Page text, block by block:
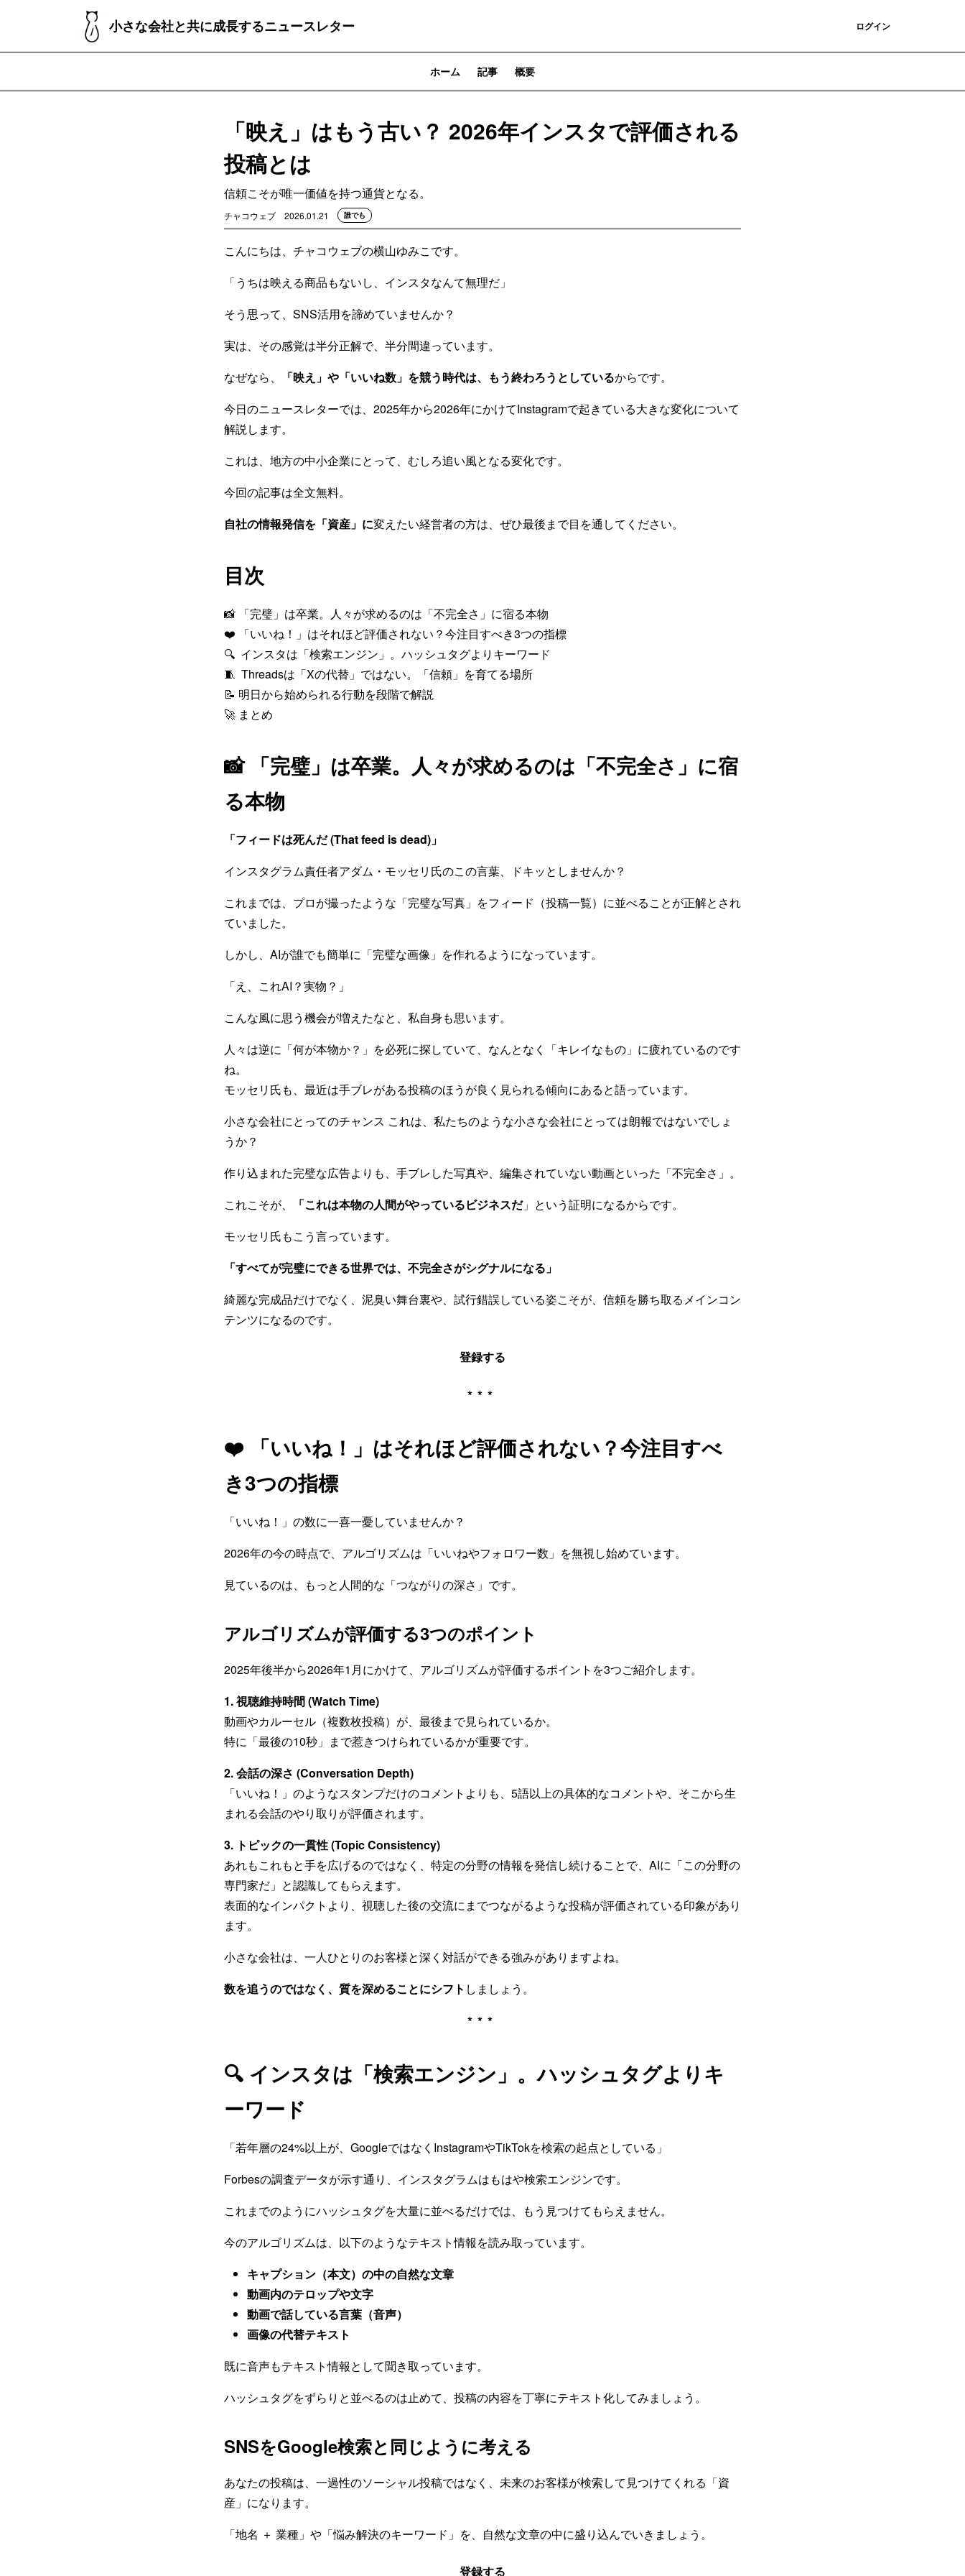
小さな会社と共に成長するニュースレター ログイン
ホーム 記事 概要
「映え」はもう古い？ 2026年インスタで評価される
投稿とは
信頼こそが唯一価値を持つ通貨となる。
チャコウェブ 2026.01.21 誰でも
こんにちは、チャコウェブの横山ゆみこです。
「うちは映える商品もないし、インスタなんて無理だ」
そう思って、SNS活用を諦めていませんか？
実は、その感覚は半分正解で、半分間違っています。
なぜなら、
「映え」や「いいね数」を競う時代は、もう終わろうとしているからです。
今日のニュースレターでは、2025年から2026年にかけてInstagramで起きている大きな変化について
解説します。
これは、地方の中小企業にとって、むしろ追い風となる変化です。
今回の記事は全文無料。
自社の情報発信を「資産」に変えたい経営者の方は、ぜひ最後まで目を通してください。
目次
📸 「完璧」は卒業。人々が求めるのは「不完全さ」に宿る本物
❤️ 「いいね！」はそれほど評価されない？今注目すべき3つの指標
🔍 インスタは「検索エンジン」。ハッシュタグよりキーワード
🧵 Threadsは「Xの代替」ではない。「信頼」を育てる場所
📝 明日から始められる行動を段階で解説
🚀 まとめ
📸 「完璧」は卒業。人々が求めるのは「不完全さ」に宿
る本物
「フィードは死んだ (That feed is dead)」
インスタグラム責任者アダム・モッセリ氏のこの言葉、ドキッとしませんか？
これまでは、プロが撮ったような「完璧な写真」をフィード（投稿一覧）に並べることが正解とされ
ていました。
しかし、AIが誰でも簡単に「完璧な画像」を作れるようになっています。
「え、これAI？実物？」
こんな風に思う機会が増えたなと、私自身も思います。
人々は逆に「何が本物か？」を必死に探していて、なんとなく「キレイなもの」に疲れているのです
ね。
モッセリ氏も、最近は手ブレがある投稿のほうが良く見られる傾向にあると語っています。
小さな会社にとってのチャンス これは、私たちのような小さな会社にとっては朗報ではないでしょ
うか？
作り込まれた完璧な広告よりも、手ブレした写真や、編集されていない動画といった「不完全さ」。
これこそが、
「これは本物の人間がやっているビジネスだ」という証明になるからです。
モッセリ氏もこう言っています。
「すべてが完璧にできる世界では、不完全さがシグナルになる」
綺麗な完成品だけでなく、泥臭い舞台裏や、試行錯誤している姿こそが、信頼を勝ち取るメインコン
テンツになるのです。
登録する
***
❤️ 「いいね！」はそれほど評価されない？今注目すべ
き3つの指標
「いいね！」の数に一喜一憂していませんか？
2026年の今の時点で、アルゴリズムは「いいねやフォロワー数」を無視し始めています。
見ているのは、もっと人間的な「つながりの深さ」です。
アルゴリズムが評価する3つのポイント
2025年後半から2026年1月にかけて、アルゴリズムが評価するポイントを3つご紹介します。
1. 視聴維持時間 (Watch Time)
動画やカルーセル（複数枚投稿）が、最後まで見られているか。
特に「最後の10秒」まで惹きつけられているかが重要です。
2. 会話の深さ (Conversation Depth)
「いいね！」のようなスタンプだけのコメントよりも、5語以上の具体的なコメントや、そこから生
まれる会話のやり取りが評価されます。
3. トピックの一貫性 (Topic Consistency)
あれもこれもと手を広げるのではなく、特定の分野の情報を発信し続けることで、AIに「この分野の
専門家だ」と認識してもらえます。
表面的なインパクトより、視聴した後の交流にまでつながるような投稿が評価されている印象があり
ます。
小さな会社は、一人ひとりのお客様と深く対話ができる強みがありますよね。
数を追うのではなく、質を深めることにシフト しましょう。
***
🔍 インスタは「検索エンジン」。ハッシュタグよりキ
ーワード
「若年層の24%以上が、GoogleではなくInstagramやTikTokを検索の起点としている」
Forbesの調査データが示す通り、インスタグラムはもはや検索エンジンです。
これまでのようにハッシュタグを大量に並べるだけでは、もう見つけてもらえません。
今のアルゴリズムは、以下のようなテキスト情報を読み取っています。
キャプション（本文）の中の自然な文章
動画内のテロップや文字
動画で話している言葉（音声）
画像の代替テキスト
既に音声もテキスト情報として聞き取っています。
ハッシュタグをずらりと並べるのは止めて、投稿の内容を丁寧にテキスト化してみましょう。
SNSをGoogle検索と同じように考える
あなたの投稿は、一過性のソーシャル投稿ではなく、未来のお客様が検索して見つけてくれる「資
産」になります。
「地名 ＋ 業種」や「悩み解決のキーワード」を、自然な文章の中に盛り込んでいきましょう。
登録する